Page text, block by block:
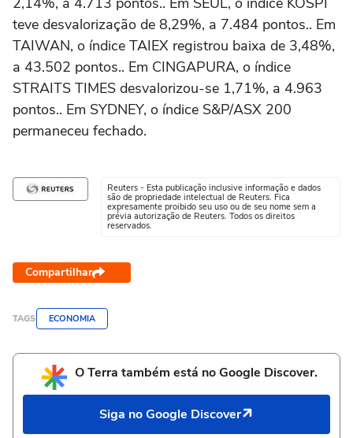
teve desvalorização de 8,29%, a 7.484 pontos.. Em
TAIWAN, o índice TAIEX registrou baixa de 3,48%,
a 43.502 pontos.. Em CINGAPURA, o índice
STRAITS TIMES desvalorizou-se 1,71%, a 4.963
pontos.. Em SYDNEY, o índice S&P/ASX 200
permaneceu fechado.
Reuters - Esta publicação inclusive informação e dados
são de propriedade intelectual de Reuters. Fica
expresamente proibido seu uso ou de seu nome sem a
prévia autorização de Reuters. Todos os direitos
reservados.
Compartilhar
TAGS ECONOMIA
O Terra também está no Google Discover.
Siga no Google Discover